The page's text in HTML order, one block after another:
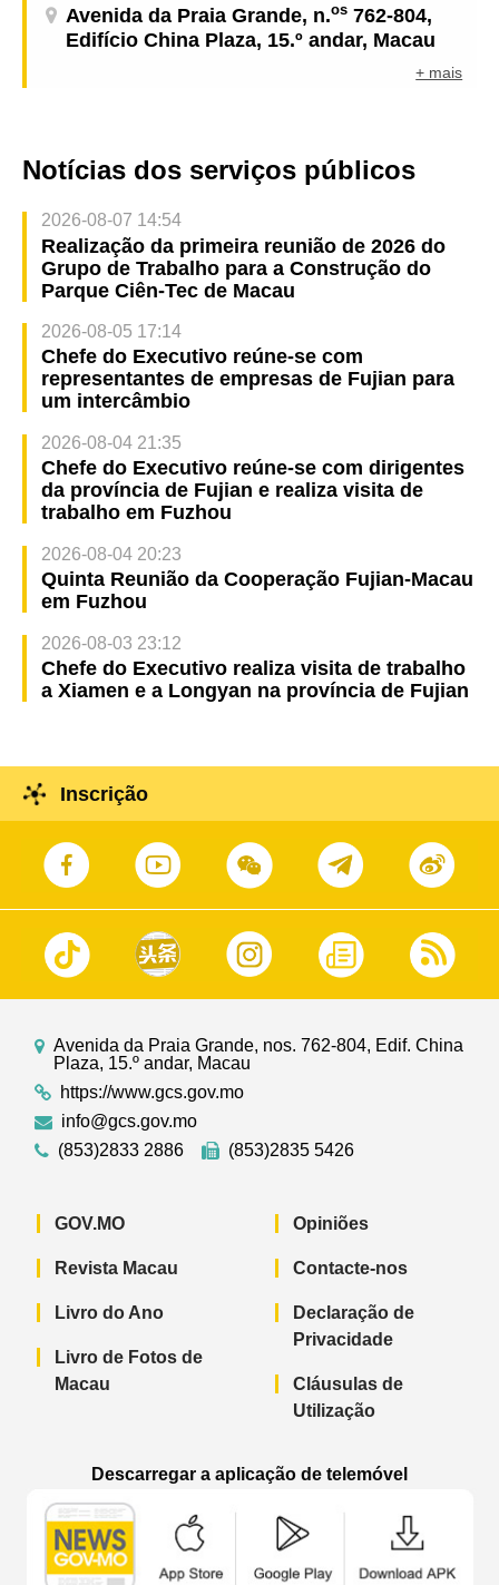
Avenida da Praia Grande, n.os 762-804,
Edifício China Plaza, 15.º andar, Macau
+ mais
Notícias dos serviços públicos
2026-08-07 14:54
Realização da primeira reunião de 2026 do
Grupo de Trabalho para a Construção do
Parque Ciên-Tec de Macau
2026-08-05 17:14
Chefe do Executivo reúne-se com
representantes de empresas de Fujian para
um intercâmbio
2026-08-04 21:35
Chefe do Executivo reúne-se com dirigentes
da província de Fujian e realiza visita de
trabalho em Fuzhou
2026-08-04 20:23
Quinta Reunião da Cooperação Fujian-Macau
em Fuzhou
2026-08-03 23:12
Chefe do Executivo realiza visita de trabalho
a Xiamen e a Longyan na província de Fujian
Inscrição
Avenida da Praia Grande, nos. 762-804, Edif. China
Plaza, 15.º andar, Macau
https://www.gcs.gov.mo
info@gcs.gov.mo
(853)2833 2886
(853)2835 5426
GOV.MO
Revista Macau
Livro do Ano
Livro de Fotos de
Macau
Opiniões
Contacte-nos
Declaração de
Privacidade
Cláusulas de
Utilização
Descarregar a aplicação de telemóvel